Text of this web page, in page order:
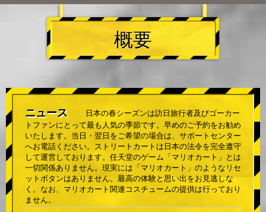
概要
ニュース
日本の春シーズンは訪日旅行者及びゴーカー
トファンにとって最も人気の季節です。早めのご予約をお勧め
いたします。当日・翌日をご希望の場合は、サポートセンター
へお電話ください。ストリートカートは日本の法令を完全遵守
して運営しております。任天堂のゲーム「マリオカート」とは
一切関係ありません。現実には「マリオカート」のようなリセ
ットボタンはありません。最高の体験と思い出をお見逃しな
く。なお、マリオカート関連コスチュームの提供は行っており
ません。